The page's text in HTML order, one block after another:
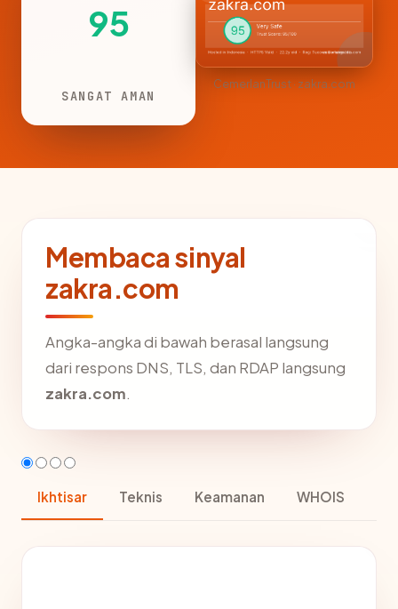
95
SANGAT AMAN
CemerlanTrust · zakra.com
Membaca sinyal
zakra.com
Angka-angka di bawah berasal langsung
dari respons DNS, TLS, dan RDAP langsung
zakra.com.
Ikhtisar Teknis Keamanan WHOIS